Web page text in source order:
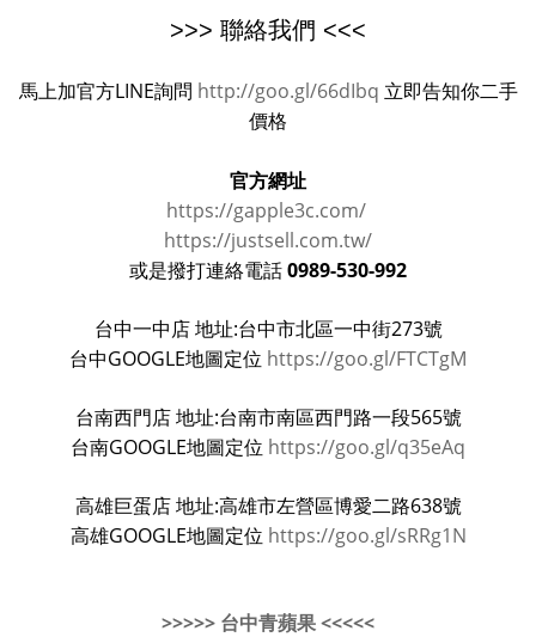
>>> 聯絡我們 <<<
馬上加官方LINE詢問 http://goo.gl/66dIbq 立即告知你二手
價格
官方網址
https://gapple3c.com/
https://justsell.com.tw/
或是撥打連絡電話 0989-530-992
台中一中店 地址:台中市北區一中街273號
台中GOOGLE地圖定位 https://goo.gl/FTCTgM
台南西門店 地址:台南市南區西門路一段565號
台南GOOGLE地圖定位 https://goo.gl/q35eAq
高雄巨蛋店 地址:高雄市左營區博愛二路638號
高雄GOOGLE地圖定位 https://goo.gl/sRRg1N
>>>>> 台中青蘋果 <<<<<